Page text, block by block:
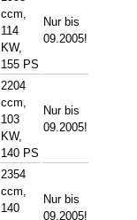
ccm,
114
KW,
155 PS
Nur bis
09.2005!
2204
ccm,
103
KW,
140 PS
Nur bis
09.2005!
2354
ccm,
140
Nur bis
09.2005!